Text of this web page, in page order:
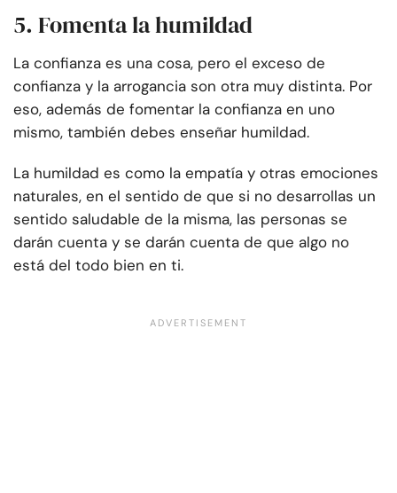
5. Fomenta la humildad
La confianza es una cosa, pero el exceso de
confianza y la arrogancia son otra muy distinta. Por
eso, además de fomentar la confianza en uno
mismo, también debes enseñar humildad.
La humildad es como la empatía y otras emociones
naturales, en el sentido de que si no desarrollas un
sentido saludable de la misma, las personas se
darán cuenta y se darán cuenta de que algo no
está del todo bien en ti.